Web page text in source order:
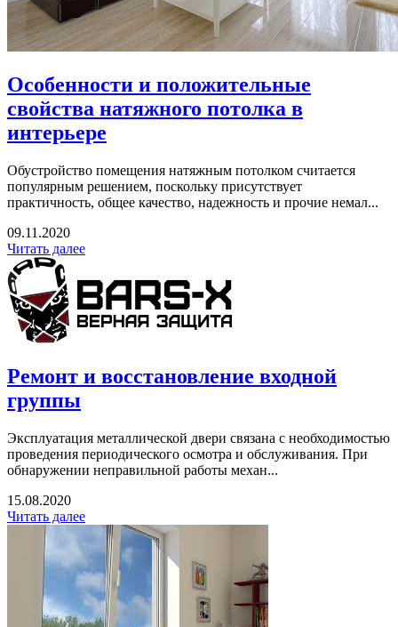
Особенности и положительные
свойства натяжного потолка в
интерьере
Обустройство помещения натяжным потолком считается
популярным решением, поскольку присутствует
практичность, общее качество, надежность и прочие немал...
09.11.2020
Читать далее
Ремонт и восстановление входной
группы
Эксплуатация металлической двери связана с необходимостью
проведения периодического осмотра и обслуживания. При
обнаружении неправильной работы механ...
15.08.2020
Читать далее